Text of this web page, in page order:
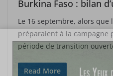
Burkina Faso : bilan
Le 16 septembre, alors
préparaient à la campagne
période de transition
Read More